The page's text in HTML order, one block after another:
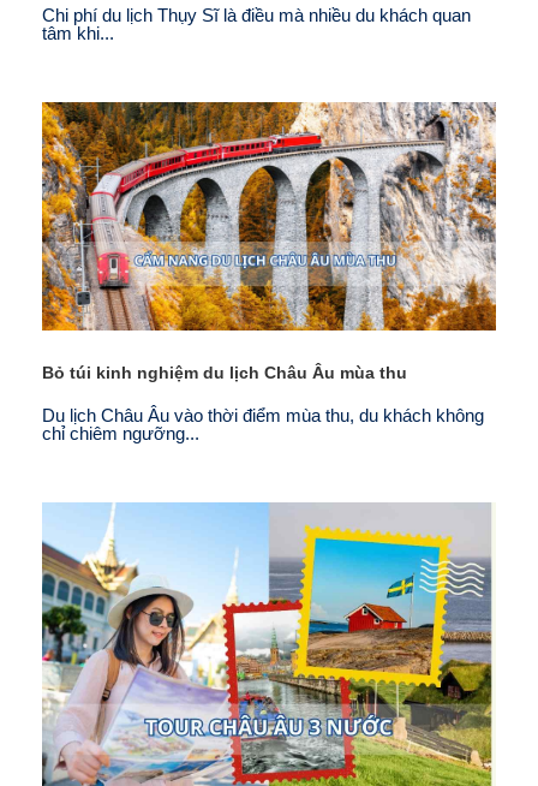
Chi phí du lịch Thụy Sĩ là điều mà nhiều du khách quan
tâm khi...
Bỏ túi kinh nghiệm du lịch Châu Âu mùa thu
Du lịch Châu Âu vào thời điểm mùa thu, du khách không
chỉ chiêm ngưỡng...